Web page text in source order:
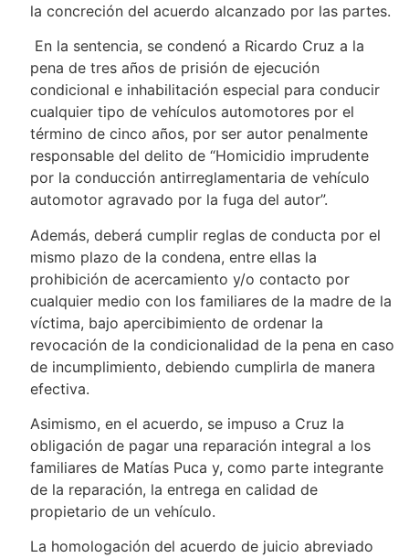
la concreción del acuerdo alcanzado por las partes.
En la sentencia, se condenó a Ricardo Cruz a la
pena de tres años de prisión de ejecución
condicional e inhabilitación especial para conducir
cualquier tipo de vehículos automotores por el
término de cinco años, por ser autor penalmente
responsable del delito de “Homicidio imprudente
por la conducción antirreglamentaria de vehículo
automotor agravado por la fuga del autor”.
Además, deberá cumplir reglas de conducta por el
mismo plazo de la condena, entre ellas la
prohibición de acercamiento y/o contacto por
cualquier medio con los familiares de la madre de la
víctima, bajo apercibimiento de ordenar la
revocación de la condicionalidad de la pena en caso
de incumplimiento, debiendo cumplirla de manera
efectiva.
Asimismo, en el acuerdo, se impuso a Cruz la
obligación de pagar una reparación integral a los
familiares de Matías Puca y, como parte integrante
de la reparación, la entrega en calidad de
propietario de un vehículo.
La homologación del acuerdo de juicio abreviado